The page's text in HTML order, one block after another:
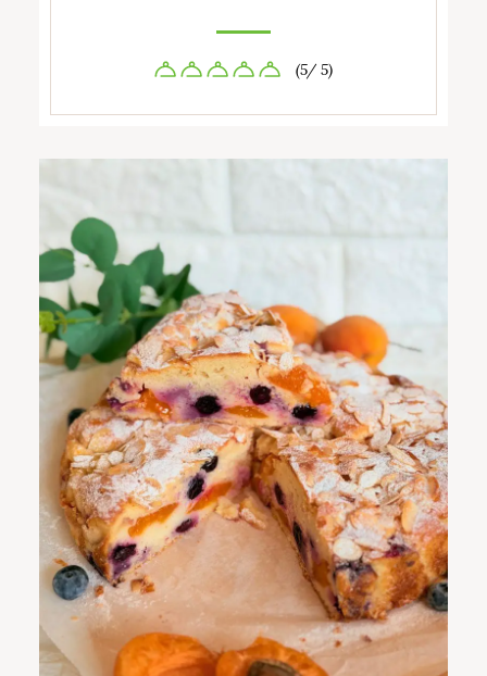
(5/ 5)